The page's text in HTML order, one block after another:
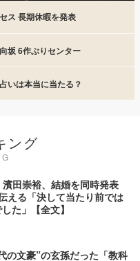
ス 長期休暇を発表
坂 6作ぶりセンター
いは本当に当たる？
ング
田崇裕、結婚を同時発表
える「決して当たり前では
た」【全文】
の文豪”の玄孫だった「教科